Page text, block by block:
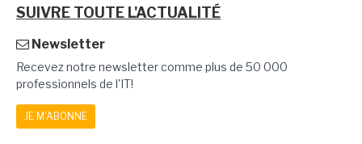
SUIVRE TOUTE L'ACTUALITÉ
Newsletter
Recevez notre newsletter comme plus de 50 000
professionnels de l'IT!
JE M'ABONNE